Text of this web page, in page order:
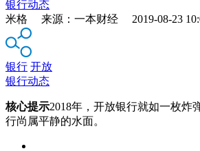
银行动态
米格 来源：一本财经 2019-08-23
银行 开放
银行动态
核心提示2018年，开放银行就如一枚炸
行尚属平静的水面。